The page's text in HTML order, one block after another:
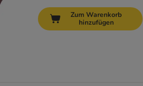
Zum Warenkorb
hinzufügen